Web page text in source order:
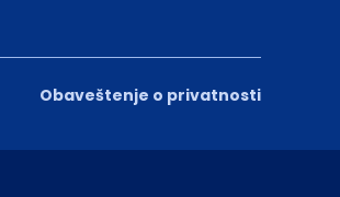
Obaveštenje o privatnosti